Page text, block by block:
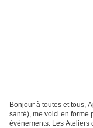
Bonjour à toutes et tous,
santé), me voici en forme
évènements. Les Ateliers